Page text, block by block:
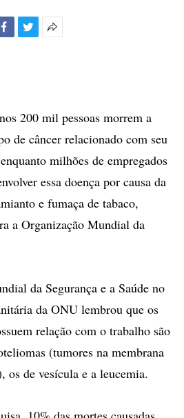
200 mil pessoas morrem a
de câncer relacionado com seu
milhões de empregados
essa doença por causa da
e fumaça de tabaco,
a Organização Mundial da
da Segurança e a Saúde no
da ONU lembrou que os
relação com o trabalho são
(tumores na membrana
os de vesícula e a leucemia.